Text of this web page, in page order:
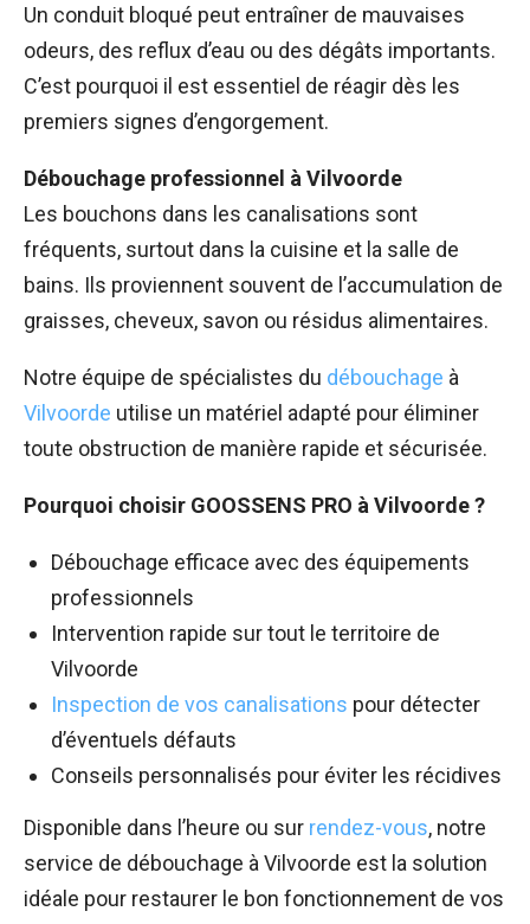
Un conduit bloqué peut entraîner de mauvaises
odeurs, des reflux d’eau ou des dégâts importants.
C’est pourquoi il est essentiel de réagir dès les
premiers signes d’engorgement.
Débouchage professionnel à Vilvoorde
Les bouchons dans les canalisations sont
fréquents, surtout dans la cuisine et la salle de
bains. Ils proviennent souvent de l’accumulation de
graisses, cheveux, savon ou résidus alimentaires.
Notre équipe de spécialistes du débouchage à
Vilvoorde utilise un matériel adapté pour éliminer
toute obstruction de manière rapide et sécurisée.
Pourquoi choisir GOOSSENS PRO à Vilvoorde ?
Débouchage efficace avec des équipements
professionnels
Intervention rapide sur tout le territoire de
Vilvoorde
Inspection de vos canalisations pour détecter
d’éventuels défauts
Conseils personnalisés pour éviter les récidives
Disponible dans l’heure ou sur rendez-vous, notre
service de débouchage à Vilvoorde est la solution
idéale pour restaurer le bon fonctionnement de vos